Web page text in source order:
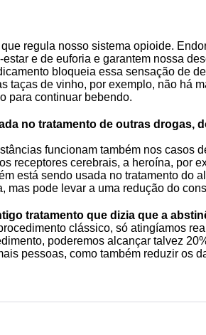
regula nosso sistema opioide.
e de euforia e garantem nossa
bloqueia essa sensação de
taças de vinho, por exemplo, não há
para continuar bebendo.
no tratamento de outras drogas,
funcionam também nos casos
receptores cerebrais, a heroína, por
está sendo usada no tratamento do
mas pode levar a uma redução do
tratamento que dizia que a
clássico, só atingíamos
poderemos alcançar talvez
pessoas, como também reduzir os